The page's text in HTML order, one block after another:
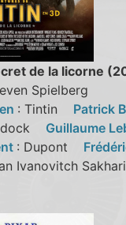
de la licorne
Spielberg
: Tintin Patrick
Guillaume
: Dupont
Ivanovitch